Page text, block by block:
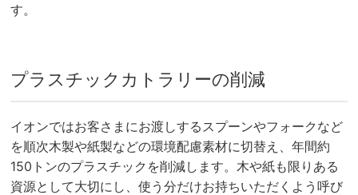
す。
プラスチックカトラリーの削減
イオンではお客さまにお渡しするスプーンやフォークなど
を順次木製や紙製などの環境配慮素材に切替え、年間約
150トンのプラスチックを削減します。木や紙も限りある
資源として大切にし、使う分だけお持ちいただくよう呼び